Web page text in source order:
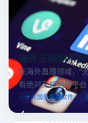
海外无限制不
在海外直播领域，“
有绝对无规则的平
业工具规避风险，
台，并结合云登多
十大国外直播软件